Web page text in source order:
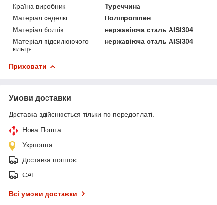
Країна виробник
Туреччина
Матеріал седелкі
Поліпропілен
Матеріал болтів
нержавіюча сталь AISI304
Матеріал підсилюючого
кільця
нержавіюча сталь AISI304
Приховати
Умови доставки
Доставка здійснюється тільки по передоплаті.
Нова Пошта
Укрпошта
Доставка поштою
САТ
Всі умови доставки